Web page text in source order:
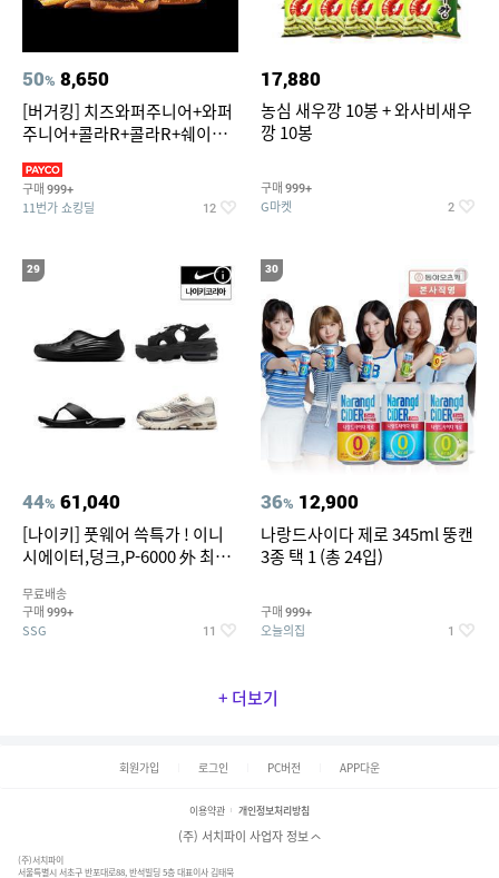
50% 8,650
[버거킹] 치즈와퍼주니어+와퍼
주니어+콜라R+콜라R+쉐이킹
구매 999+
11번가 쇼킹딜 12
17,880
농심 새우깡 10봉 + 와사비새우
깡 10봉
구매 999+
G마켓 2
29
44% 61,040
[나이키] 풋웨어 쓱특가 ! 이니
시에이터,덩크,P-6000 外 최대
무료배송
구매 999+
SSG 11
30
36% 12,900
나랑드사이다 제로 345ml 뚱캔
3종 택 1 (총 24입)
구매 999+
오늘의집 1
+ 더보기
회원가입 로그인 PC버전 APP다운
이용약관 개인정보처리방침
(주) 서치파이 사업자 정보
(주)서치파이
서울특별시 서초구 반포대로88, 반석빌딩 5층 대표이사 김태묵